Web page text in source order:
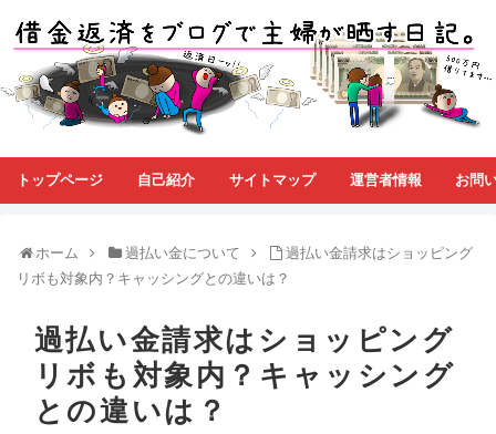
トップページ 自己紹介 サイトマップ 運営者情報 お問
ホーム 過払い金について
過払い金請求はショッピング
リボも対象内？キャッシングとの違いは？
過払い金請求はショッピング
リボも対象内？キャッシング
との違いは？